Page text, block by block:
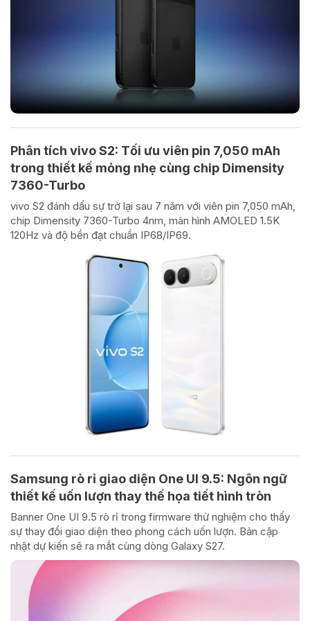
Phân tích vivo S2: Tối ưu viên pin 7,050 mAh
trong thiết kế mỏng nhẹ cùng chip Dimensity
7360-Turbo
vivo S2 đánh dấu sự trở lại sau 7 năm với viên pin 7,050 mAh,
chip Dimensity 7360-Turbo 4nm, màn hình AMOLED 1.5K
120Hz và độ bền đạt chuẩn IP68/IP69.
Samsung rò rỉ giao diện One UI 9.5: Ngôn ngữ
thiết kế uốn lượn thay thế họa tiết hình tròn
Banner One UI 9.5 rò rỉ trong firmware thử nghiệm cho thấy
sự thay đổi giao diện theo phong cách uốn lượn. Bản cập
nhật dự kiến sẽ ra mắt cùng dòng Galaxy S27.